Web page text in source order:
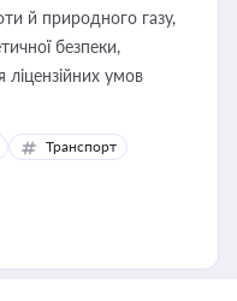
й природного газу,
безпеки,
ліцензійних умов
Транспорт